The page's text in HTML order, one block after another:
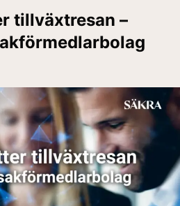
tillväxtresan –